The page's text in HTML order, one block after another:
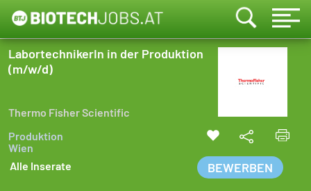
LabortechnikerIn in der Produktion
(m/w/d)
Thermo Fisher Scientific
Produktion
Wien
Alle Inserate
BEWERBEN